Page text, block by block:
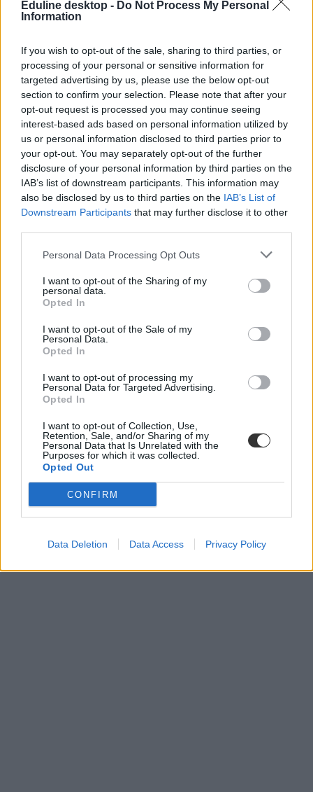
Eduline desktop - Do Not Process My Personal
Information
If you wish to opt-out of the sale, sharing to third parties, or
processing of your personal or sensitive information for
targeted advertising by us, please use the below opt-out
section to confirm your selection. Please note that after your
opt-out request is processed you may continue seeing
interest-based ads based on personal information utilized by
us or personal information disclosed to third parties prior to
your opt-out. You may separately opt-out of the further
disclosure of your personal information by third parties on the
IAB’s list of downstream participants. This information may
also be disclosed by us to third parties on the IAB’s List of
Downstream Participants that may further disclose it to other
Personal Data Processing Opt Outs
I want to opt-out of the Sharing of my
personal data.
Opted In
I want to opt-out of the Sale of my
Personal Data.
Opted In
I want to opt-out of processing my
Personal Data for Targeted Advertising.
Opted In
I want to opt-out of Collection, Use,
Retention, Sale, and/or Sharing of my
Personal Data that Is Unrelated with the
Purposes for which it was collected.
Opted Out
CONFIRM
Data Deletion Data Access Privacy Policy
felvettek száma
egyetem
statisztika
jelentkezés
felvételi 2020
belföld